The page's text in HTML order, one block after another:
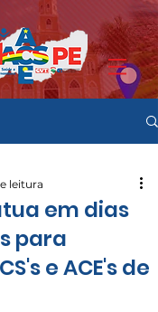
em dias
para
e ACE's de
leitura